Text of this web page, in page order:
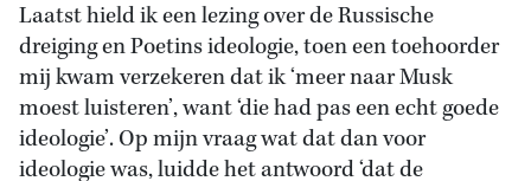
Laatst hield ik een lezing over de Russische
dreiging en Poetins ideologie, toen een toehoorder
mij kwam verzekeren dat ik ‘meer naar Musk
moest luisteren’, want ‘die had pas een echt goede
ideologie’. Op mijn vraag wat dat dan voor
ideologie was, luidde het antwoord ‘dat de